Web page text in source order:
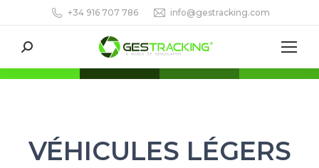
+34 916 707 786 info@gestracking.com
Search:
VÉHICULES LÉGERS